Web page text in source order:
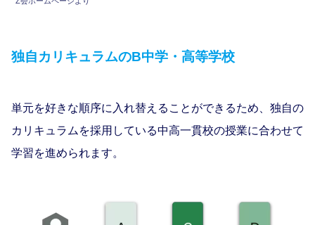
独自カリキュラムのB中学・高等学校
単元を好きな順序に入れ替えることができるため、独自の
カリキュラムを採用している中高一貫校の授業に合わせて
学習を進められます。